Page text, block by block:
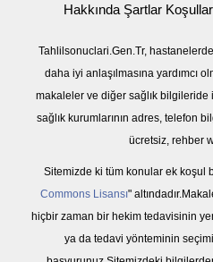
Hakkında Şartlar Koşullar
Tahlilsonuclari.Gen.Tr,
daha iyi anlaşılmasına yardımcı
makaleler ve diğer sağlık bilgileride
sağlık kurumlarının adres, telefon
ücretsiz, rehber
Sitemizde ki tüm konular ek koşul
Commons Lisansı"
hiçbir zaman bir hekim tedavisinin
ya da tedavi yönteminin